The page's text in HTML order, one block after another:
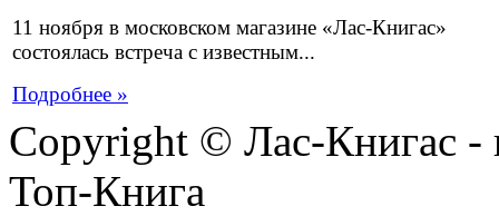
11 ноября в московском магазине «Лас-Книгас»
состоялась встреча с известным...
Подробнее »
Copyright © Лас-Книгас
Топ-Книга